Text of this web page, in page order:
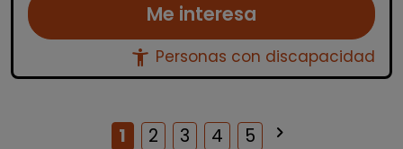
Me interesa
accessibility_new Personas con discapacidad
1 2 3 4 5 keyboard_arrow_right